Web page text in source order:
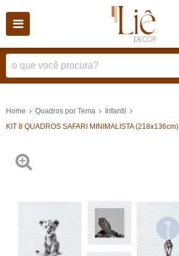
Home Quadros por Tema
Infantil
KIT 8 QUADROS SAFARI MINIMALISTA (218x136cm)